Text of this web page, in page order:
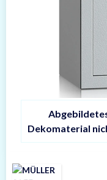
Dekomaterial